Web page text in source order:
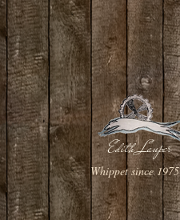
Edith Lauper
Whippet since 1975